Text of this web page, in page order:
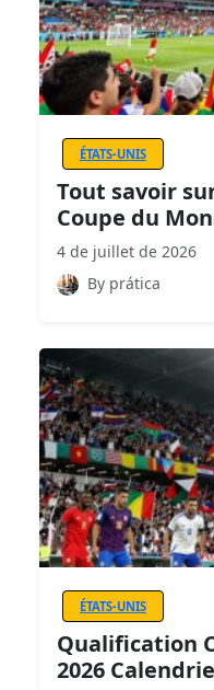
ÉTATS-UNIS
Tout savoir
Coupe du
4 de juillet de 2026
By prática
ÉTATS-UNIS
Qualification
2026